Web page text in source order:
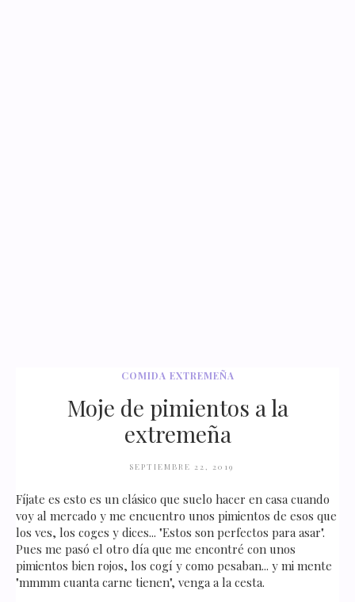
COMIDA EXTREMEÑA
Moje de pimientos a la
extremeña
SEPTIEMBRE 22, 2019
Fíjate es esto es un clásico que suelo hacer en casa cuando
voy al mercado y me encuentro unos pimientos de esos que
los ves, los coges y dices... "Estos son perfectos para asar".
Pues me pasó el otro día que me encontré con unos
pimientos bien rojos, los cogí y como pesaban... y mi mente
"mmmm cuanta carne tienen", venga a la cesta.